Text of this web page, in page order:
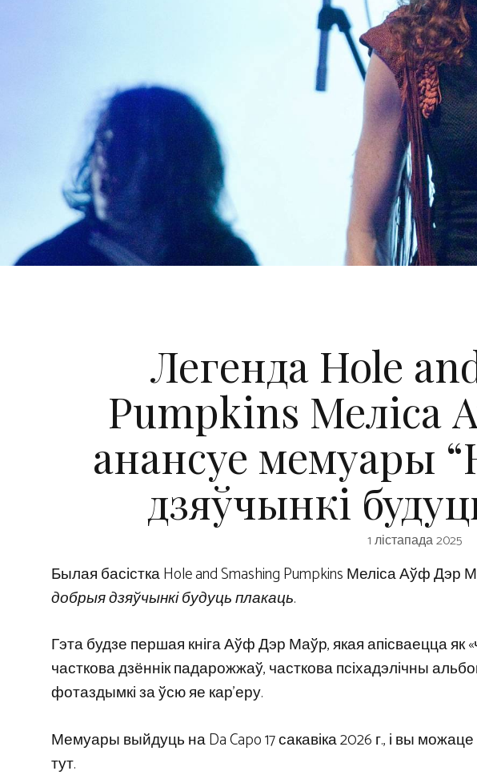
Легенда Hole
Pumpkins Меліса
анансуе мемуары
дзяўчынкі
1 лістапада 2025
Былая басістка Hole and Smashing Pumpkins Меліса Аўф
добрыя дзяўчынкі будуць плакаць.
Гэта будзе першая кніга Аўф Дэр Маўр, якая апісваецца як
часткова дзённік падарожжаў, часткова псіхадэлічны
фотаздымкі за ўсю яе кар’еру.
Мемуары выйдуць на Da Capo 17 сакавіка 2026 г., і вы
тут.